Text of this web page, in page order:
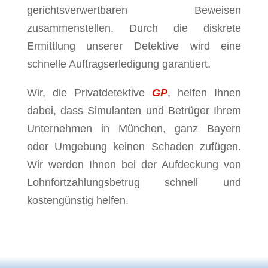
gerichtsverwertbaren Beweisen
zusammenstellen. Durch die diskrete
Ermittlung unserer Detektive wird eine
schnelle Auftragserledigung garantiert.
Wir, die Privatdetektive GP, helfen Ihnen
dabei, dass Simulanten und Betrüger Ihrem
Unternehmen in München, ganz Bayern
oder Umgebung keinen Schaden zufügen.
Wir werden Ihnen bei der Aufdeckung von
Lohnfortzahlungsbetrug schnell und
kostengünstig helfen.